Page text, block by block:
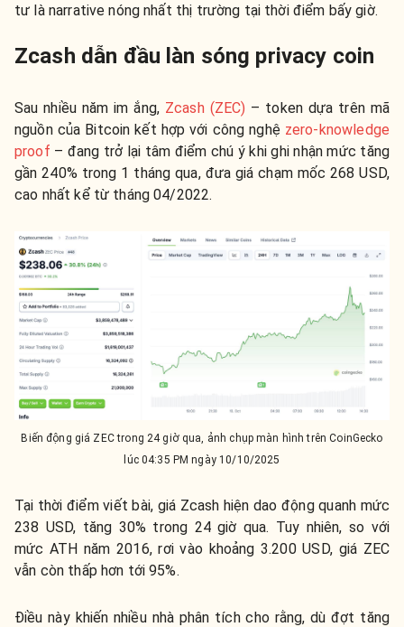
tư là narrative nóng nhất thị trường tại thời điểm bấy giờ.
Zcash dẫn đầu làn sóng privacy coin
Sau nhiều năm im ắng, Zcash (ZEC) – token dựa trên mã
nguồn của Bitcoin kết hợp với công nghệ zero-knowledge
proof – đang trở lại tâm điểm chú ý khi ghi nhận mức tăng
gần 240% trong 1 tháng qua, đưa giá chạm mốc 268 USD,
cao nhất kể từ tháng 04/2022.
Biến động giá ZEC trong 24 giờ qua, ảnh chụp màn hình trên CoinGecko
lúc 04:35 PM ngày 10/10/2025
Tại thời điểm viết bài, giá Zcash hiện dao động quanh mức
238 USD, tăng 30% trong 24 giờ qua. Tuy nhiên, so với
mức ATH năm 2016, rơi vào khoảng 3.200 USD, giá ZEC
vẫn còn thấp hơn tới 95%.
Điều này khiến nhiều nhà phân tích cho rằng, dù đợt tăng